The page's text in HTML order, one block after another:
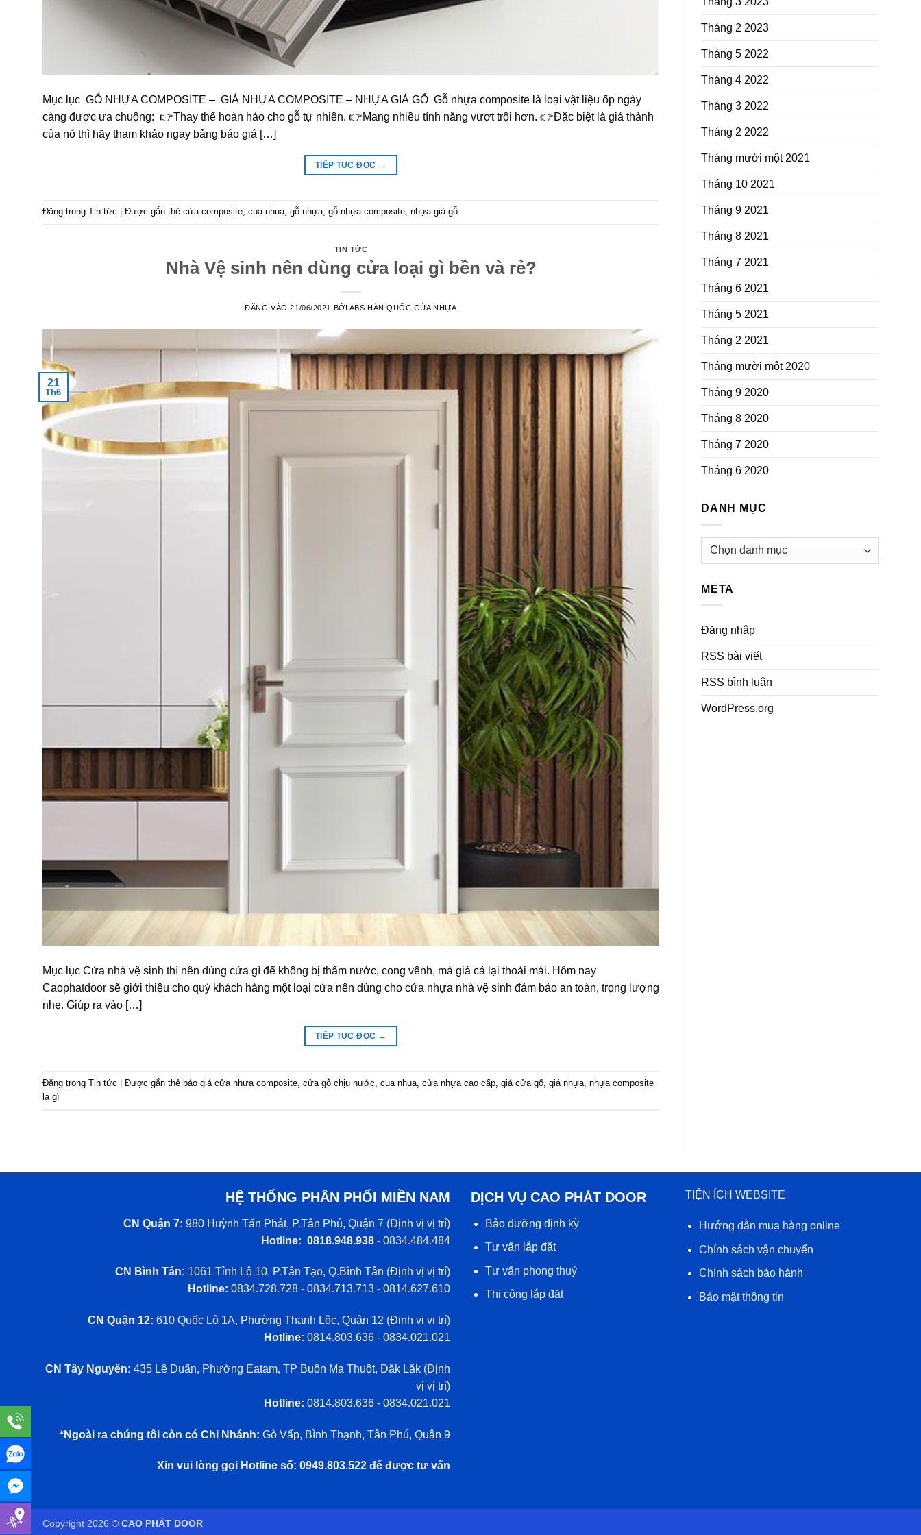
Mục lục GỖ NHỰA COMPOSITE – GIÁ NHỰA COMPOSITE – NHỰA GIẢ GỖ Gỗ nhựa composite là loại vật liệu ốp ngày
càng được ưa chuộng: 👉Thay thế hoàn hảo cho gỗ tự nhiên. 👉Mang nhiều tính năng vượt trội hơn. 👉Đặc biệt là giá thành
của nó thì hãy tham khảo ngay bảng báo giá […]
TIẾP TỤC ĐỌC →
Đăng trong Tin tức Được gắn thẻ cửa composite, cua nhua, gỗ nhựa, gỗ nhựa composite, nhựa giả gỗ
TIN TỨC
Nhà Vệ sinh nên dùng cửa loại gì bền và rẻ?
ĐĂNG VÀO21/06/2021 BỞI ABS HÀN QUỐC CỬA NHỰA
21
Th6
Mục lục Cửa nhà vệ sinh thì nên dùng cửa gì để không bị thấm nước, cong vênh, mà giá cả lại thoải mái. Hôm nay
Caophatdoor sẽ giới thiệu cho quý khách hàng một loại cửa nên dùng cho cửa nhựa nhà vệ sinh đảm bảo an toàn, trọng lượng
nhẹ. Giúp ra vào […]
TIẾP TỤC ĐỌC →
Đăng trong Tin tức Được gắn thẻ báo giá cửa nhựa composite cửa gỗ chịu nước cua nhua cửa nhựa cao cấp giá cửa gổ giá nhựa nhựa composite
la gì
Tháng 2 2023
Tháng 5 2022
Tháng 4 2022
Tháng 3 2022
Tháng 2 2022
Tháng mười một 2021
Tháng 10 2021
Tháng 9 2021
Tháng 8 2021
Tháng 7 2021
Tháng 6 2021
Tháng 5 2021
Tháng 2 2021
Tháng mười một 2020
Tháng 9 2020
Tháng 8 2020
Tháng 7 2020
Tháng 6 2020
DANH MỤC
Danh
META
Đăng nhập
RSS bài viết
RSS bình luận
WordPress.org
HỆ THỐNG PHÂN PHỐI MIỀN NAM
CN Quận 7: 980 Huỳnh Tấn Phát, P.Tân Phú, Quận 7 (Định vị vị trí)
Hotline: 0818.948.938 - 0834.484.484
CN Bình Tân: 1061 Tỉnh Lộ 10, P.Tân Tạo, Q.Bình Tân (Định vị vị trí)
Hotline: 0834.728.728 - 0834.713.713 - 0814.627.610
CN Quận 12: 610 Quốc Lộ 1A, Phường Thạnh Lộc, Quận 12 (Định vị vị trí)
Hotline: 0814.803.636 - 0834.021.021
CN Tây Nguyên: 435 Lê Duẩn, Phường Eatam, TP Buôn Ma Thuột, Đăk Lăk (Định
vị vị trí)
Hotline: 0814.803.636 - 0834.021.021
*Ngoài ra chúng tôi còn có Chi Nhánh: Gò Vấp, Bình Thạnh, Tân Phú, Quận 9
Xin vui lòng gọi Hotline số: 0949.803.522 để được tư vấn
DỊCH VỤ CAO PHÁT DOOR
Bảo dưỡng định kỳ
Tư vấn lắp đặt
Tư vấn phong thuỷ
Thi công lắp đặt
TIỆN ÍCH WEBSITE
Hướng dẫn mua hàng online
Chính sách vận chuyển
Chính sách bảo hành
Bảo mật thông tin
Copyright 2026 © CAO PHÁT DOOR